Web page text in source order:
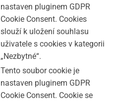
nastaven pluginem GDPR
Cookie Consent. Cookies
slouží k uložení souhlasu
uživatele s cookies v kategorii
„Nezbytné“.
Tento soubor cookie je
nastaven pluginem GDPR
Cookie Consent. Cookie se